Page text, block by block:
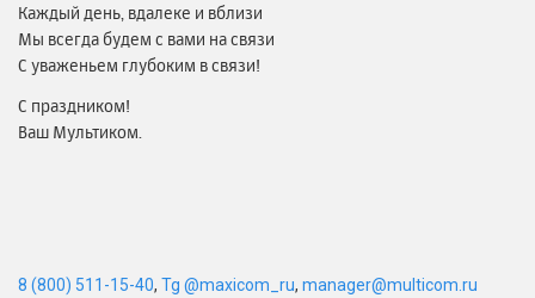
Каждый день, вдалеке и вблизи
Мы всегда будем с вами на связи
С уваженьем глубоким в связи!
С праздником!
Ваш Мультиком.
8 (800) 511-15-40, Tg @maxicom_ru, manager@multicom.ru